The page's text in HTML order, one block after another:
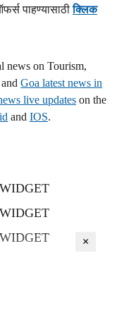
पाहण्यासाठीक्लिक
news on Tourism,
Goa latest news in
live updates on the
and IOS.
×